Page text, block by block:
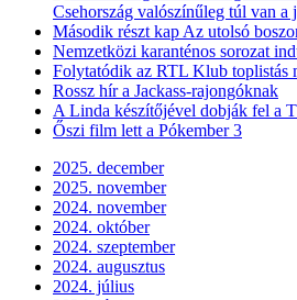
Csehország valószínűleg túl van a
Második részt kap Az utolsó
Nemzetközi karanténos sorozat
Folytatódik az RTL Klub toplistás
Rossz hír a Jackass-rajongóknak
A Linda készítőjével dobják fel a
Őszi film lett a Pókember 3
2025. december
2025. november
2024. november
2024. október
2024. szeptember
2024. augusztus
2024. július